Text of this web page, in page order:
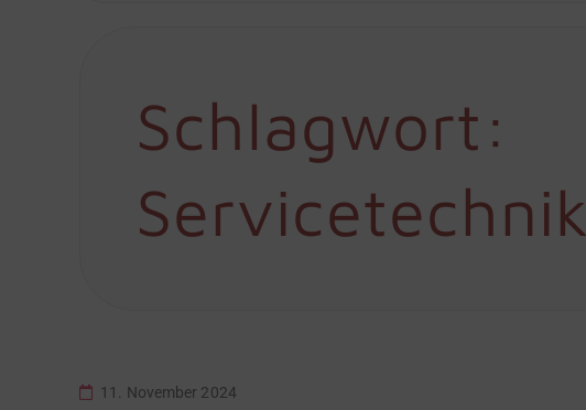
Schlagwort:
Servicetechnik
11. November 2024